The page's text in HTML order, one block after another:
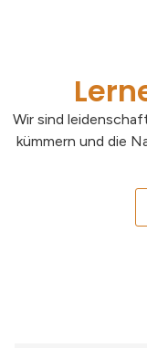
Wir sind
kümmern und die